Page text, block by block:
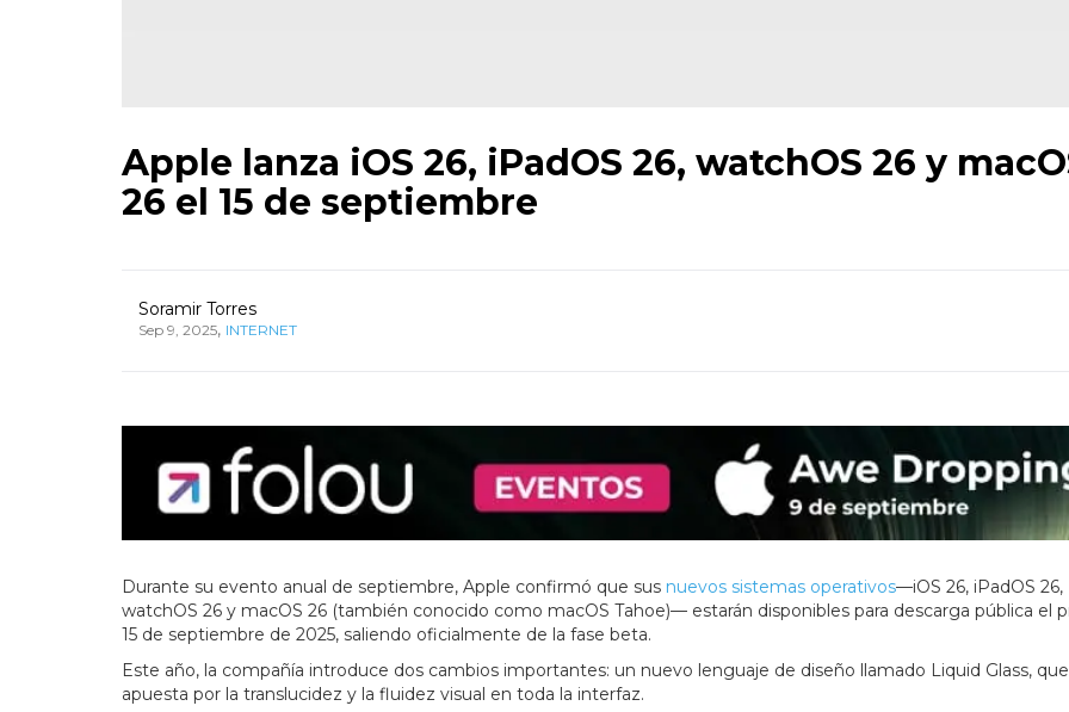
Apple lanza iOS 26, iPadOS 26, watchOS 26 y
26 el 15 de septiembre
Soramir Torres
Sep 9, 2025, INTERNET
Durante su evento anual de septiembre, Apple confirmó que sus nuevos sistemas operativos—iOS 26, iPadOS 26,
watchOS 26 y macOS 26 (también conocido como macOS Tahoe)— estarán disponibles para descarga pública el
15 de septiembre de 2025, saliendo oficialmente de la fase beta.
Este año, la compañía introduce dos cambios importantes: un nuevo lenguaje de diseño llamado Liquid Glass, que
apuesta por la translucidez y la fluidez visual en toda la interfaz.